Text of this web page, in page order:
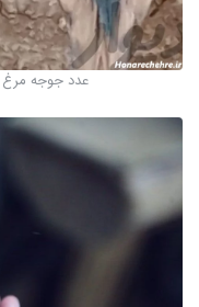
عدد جوجه مرغ